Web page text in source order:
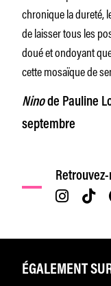
chronique la dureté,
de laisser tous les
doué et ondoyant
cette mosaïque de
Ninode Pauline
septembre
ÉGALEMENT